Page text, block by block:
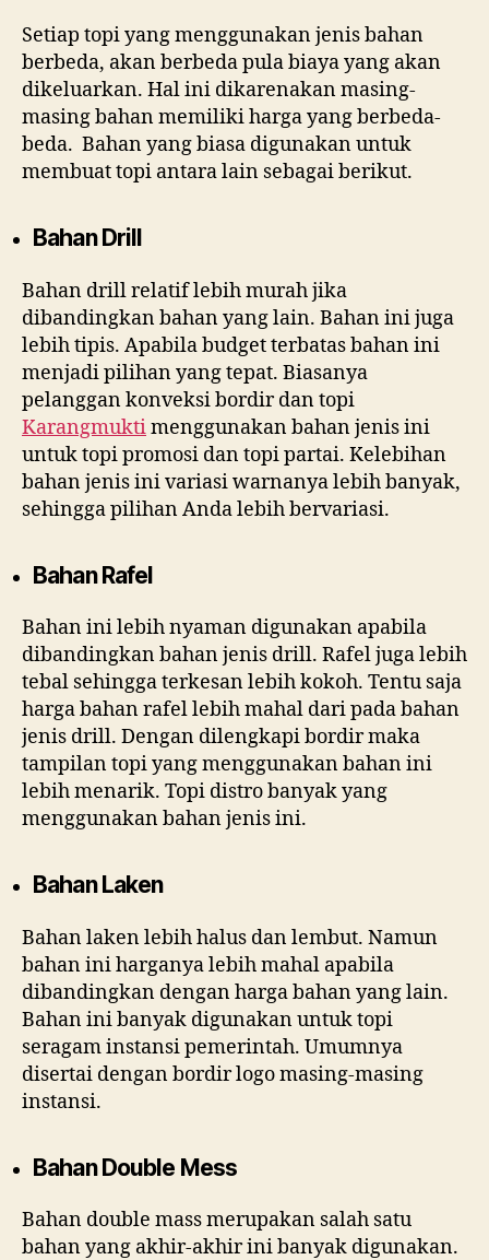
Setiap topi yang menggunakan jenis bahan
berbeda, akan berbeda pula biaya yang akan
dikeluarkan. Hal ini dikarenakan masing-
masing bahan memiliki harga yang berbeda-
beda. Bahan yang biasa digunakan untuk
membuat topi antara lain sebagai berikut.
Bahan Drill
Bahan drill relatif lebih murah jika
dibandingkan bahan yang lain. Bahan ini juga
lebih tipis. Apabila budget terbatas bahan ini
menjadi pilihan yang tepat. Biasanya
pelanggan konveksi bordir dan topi
Karangmuktimenggunakan bahan jenis ini
untuk topi promosi dan topi partai. Kelebihan
bahan jenis ini variasi warnanya lebih banyak,
sehingga pilihan Anda lebih bervariasi.
Bahan Rafel
Bahan ini lebih nyaman digunakan apabila
dibandingkan bahan jenis drill. Rafel juga lebih
tebal sehingga terkesan lebih kokoh. Tentu saja
harga bahan rafel lebih mahal dari pada bahan
jenis drill. Dengan dilengkapi bordir maka
tampilan topi yang menggunakan bahan ini
lebih menarik. Topi distro banyak yang
menggunakan bahan jenis ini.
Bahan Laken
Bahan laken lebih halus dan lembut. Namun
bahan ini harganya lebih mahal apabila
dibandingkan dengan harga bahan yang lain.
Bahan ini banyak digunakan untuk topi
seragam instansi pemerintah. Umumnya
disertai dengan bordir logo masing-masing
instansi.
Bahan Double Mess
Bahan double mass merupakan salah satu
bahan yang akhir-akhir ini banyak digunakan.